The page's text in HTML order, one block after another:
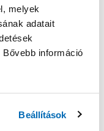
melyek
adatait
információ
Beállítások